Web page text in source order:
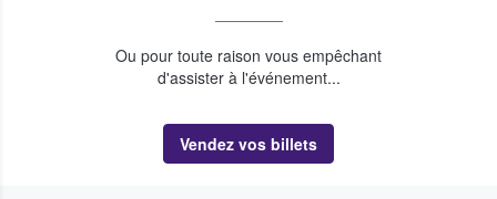
Ou pour toute raison vous empêchant
d'assister à l'événement...
Vendez vos billets